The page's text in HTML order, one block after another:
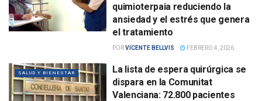
quimioterpaia reduciendo la
ansiedad y el estrés que genera
el tratamiento
PORVICENTE BELLVIS FEBRERO 4, 2026
SALUD Y BIENESTAR
La lista de espera quirúrgica se
dispara en la Comunitat
Valenciana: 72.800 pacientes